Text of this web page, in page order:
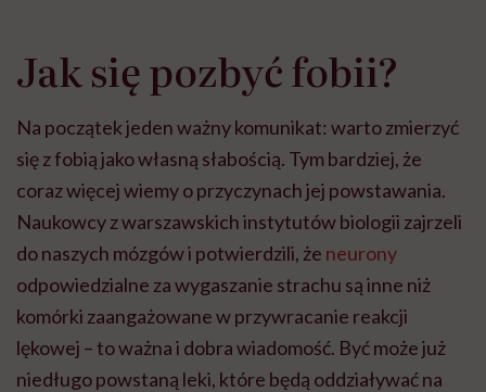
Jak się pozbyć fobii?
Na początek jeden ważny komunikat: warto zmierzyć
się z fobią jako własną słabością. Tym bardziej, że
coraz więcej wiemy o przyczynach jej powstawania.
Naukowcy z warszawskich instytutów biologii zajrzeli
do naszych mózgów i potwierdzili, że neurony
odpowiedzialne za wygaszanie strachu są inne niż
komórki zaangażowane w przywracanie reakcji
lękowej – to ważna i dobra wiadomość. Być może już
niedługo powstaną leki, które będą oddziaływać na